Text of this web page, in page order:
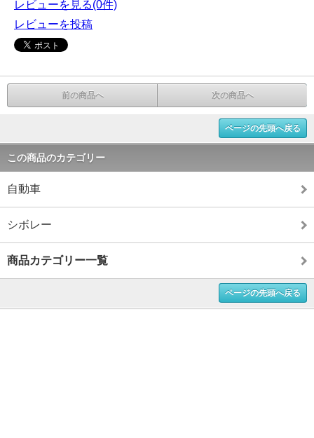
レビューを見る(0件)
レビューを投稿
前の商品へ 次の商品へ
ページの先頭へ戻る
この商品のカテゴリー
自動車
シボレー
商品カテゴリー一覧
ページの先頭へ戻る